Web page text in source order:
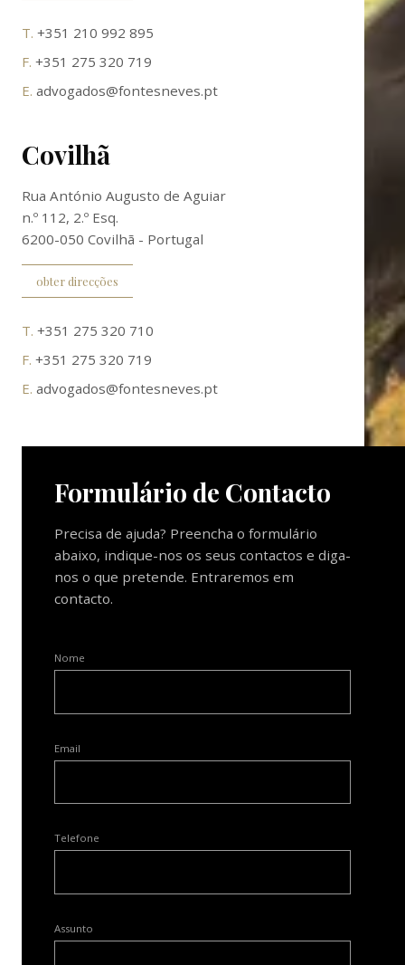
T. +351 210 992 895
F. +351 275 320 719
E. advogados@fontesneves.pt
Covilhã
Rua António Augusto de Aguiar
n.º 112, 2.º Esq.
6200-050 Covilhã - Portugal
obter direcções
T. +351 275 320 710
F. +351 275 320 719
E. advogados@fontesneves.pt
Formulário de Contacto
Precisa de ajuda? Preencha o formulário
abaixo, indique-nos os seus contactos e diga-
nos o que pretende. Entraremos em
contacto.
Nome
Email
Telefone
Assunto